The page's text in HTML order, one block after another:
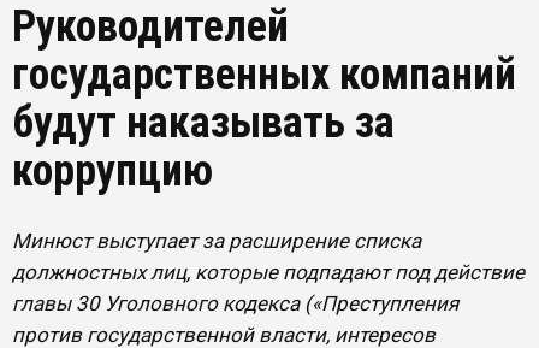
Руководителей
государственных компаний
будут наказывать за
коррупцию
Минюст выступает за расширение списка
должностных лиц, которые подпадают под действие
главы 30 Уголовного кодекса («Преступления
против государственной власти, интересов